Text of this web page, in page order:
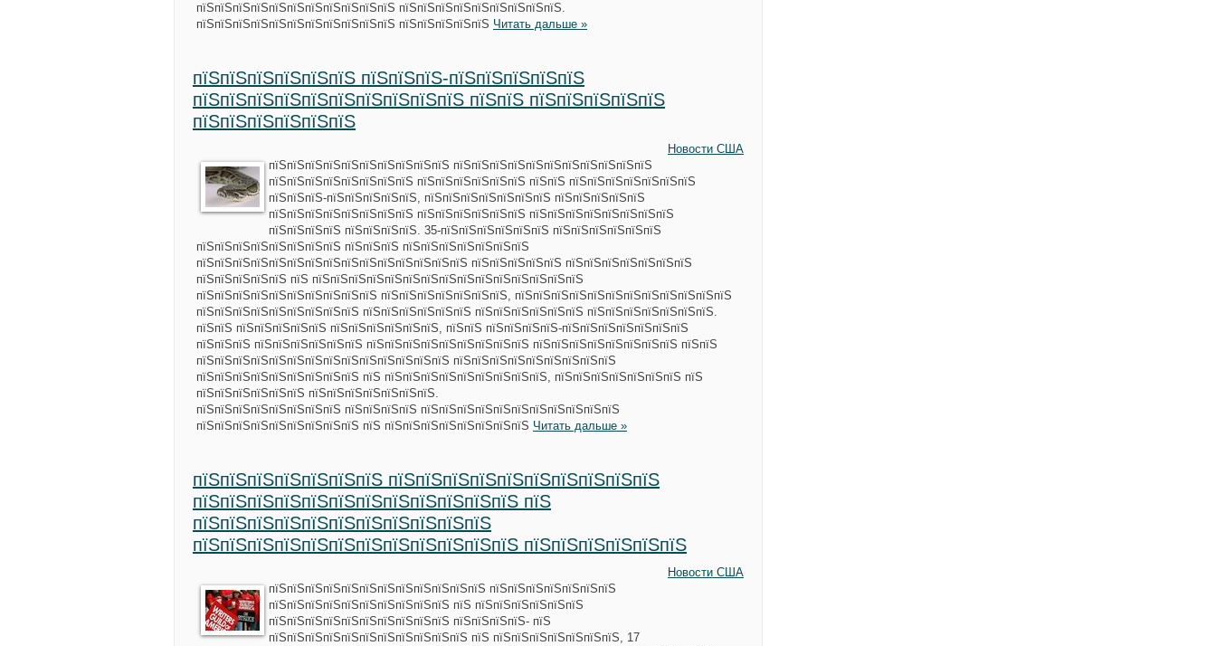
пїЅпїЅпїЅпїЅпїЅпїЅпїЅпїЅпїЅпїЅпїЅ пїЅпїЅпїЅпїЅпїЅпїЅпїЅпїЅпїЅ.
пїЅпїЅпїЅпїЅпїЅпїЅпїЅпїЅпїЅпїЅпїЅ пїЅпїЅпїЅпїЅпїЅ Читать дальше »
пїЅпїЅпїЅпїЅпїЅпїЅ пїЅпїЅпїЅ-пїЅпїЅпїЅпїЅпїЅ
пїЅпїЅпїЅпїЅпїЅпїЅпїЅпїЅпїЅпїЅ пїЅпїЅ пїЅпїЅпїЅпїЅпїЅ
пїЅпїЅпїЅпїЅпїЅпїЅ
Новости США
пїЅпїЅпїЅпїЅпїЅпїЅпїЅпїЅпїЅпїЅ пїЅпїЅпїЅпїЅпїЅпїЅпїЅпїЅпїЅпїЅпїЅ
пїЅпїЅпїЅпїЅпїЅпїЅпїЅпїЅ пїЅпїЅпїЅпїЅпїЅпїЅ пїЅпїЅ пїЅпїЅпїЅпїЅпїЅпїЅпїЅ
пїЅпїЅпїЅ-пїЅпїЅпїЅпїЅпїЅ, пїЅпїЅпїЅпїЅпїЅпїЅпїЅ пїЅпїЅпїЅпїЅпїЅ
пїЅпїЅпїЅпїЅпїЅпїЅпїЅпїЅ пїЅпїЅпїЅпїЅпїЅпїЅ пїЅпїЅпїЅпїЅпїЅпїЅпїЅпїЅ
пїЅпїЅпїЅпїЅ пїЅпїЅпїЅпїЅ. 35-пїЅпїЅпїЅпїЅпїЅпїЅ пїЅпїЅпїЅпїЅпїЅпїЅ
пїЅпїЅпїЅпїЅпїЅпїЅпїЅпїЅ пїЅпїЅпїЅ пїЅпїЅпїЅпїЅпїЅпїЅпїЅ
пїЅпїЅпїЅпїЅпїЅпїЅпїЅпїЅпїЅпїЅпїЅпїЅпїЅпїЅпїЅ пїЅпїЅпїЅпїЅпїЅ пїЅпїЅпїЅпїЅпїЅпїЅпїЅ
пїЅпїЅпїЅпїЅпїЅ пїЅ пїЅпїЅпїЅпїЅпїЅпїЅпїЅпїЅпїЅпїЅпїЅпїЅпїЅпїЅпїЅ
пїЅпїЅпїЅпїЅпїЅпїЅпїЅпїЅпїЅпїЅ пїЅпїЅпїЅпїЅпїЅпїЅпїЅ, пїЅпїЅпїЅпїЅпїЅпїЅпїЅпїЅпїЅпїЅпїЅпїЅ
пїЅпїЅпїЅпїЅпїЅпїЅпїЅпїЅпїЅ пїЅпїЅпїЅпїЅпїЅпїЅ пїЅпїЅпїЅпїЅпїЅпїЅ пїЅпїЅпїЅпїЅпїЅпїЅпїЅ.
пїЅпїЅ пїЅпїЅпїЅпїЅпїЅ пїЅпїЅпїЅпїЅпїЅпїЅ, пїЅпїЅ пїЅпїЅпїЅпїЅ-пїЅпїЅпїЅпїЅпїЅпїЅпїЅ
пїЅпїЅпїЅ пїЅпїЅпїЅпїЅпїЅпїЅ пїЅпїЅпїЅпїЅпїЅпїЅпїЅпїЅпїЅ пїЅпїЅпїЅпїЅпїЅпїЅпїЅпїЅ пїЅпїЅ
пїЅпїЅпїЅпїЅпїЅпїЅпїЅпїЅпїЅпїЅпїЅпїЅпїЅпїЅ пїЅпїЅпїЅпїЅпїЅпїЅпїЅпїЅпїЅ
пїЅпїЅпїЅпїЅпїЅпїЅпїЅпїЅпїЅ пїЅ пїЅпїЅпїЅпїЅпїЅпїЅпїЅпїЅпїЅ, пїЅпїЅпїЅпїЅпїЅпїЅпїЅ пїЅ
пїЅпїЅпїЅпїЅпїЅпїЅ пїЅпїЅпїЅпїЅпїЅпїЅпїЅ.
пїЅпїЅпїЅпїЅпїЅпїЅпїЅпїЅ пїЅпїЅпїЅпїЅ пїЅпїЅпїЅпїЅпїЅпїЅпїЅпїЅпїЅпїЅпїЅ
пїЅпїЅпїЅпїЅпїЅпїЅпїЅпїЅпїЅ пїЅ пїЅпїЅпїЅпїЅпїЅпїЅпїЅпїЅ Читать дальше »
пїЅпїЅпїЅпїЅпїЅпїЅпїЅ пїЅпїЅпїЅпїЅпїЅпїЅпїЅпїЅпїЅпїЅ
пїЅпїЅпїЅпїЅпїЅпїЅпїЅпїЅпїЅпїЅпїЅпїЅ пїЅ
пїЅпїЅпїЅпїЅпїЅпїЅпїЅпїЅпїЅпїЅпїЅ
пїЅпїЅпїЅпїЅпїЅпїЅпїЅпїЅпїЅпїЅпїЅпїЅ пїЅпїЅпїЅпїЅпїЅпїЅ
Новости США
пїЅпїЅпїЅпїЅпїЅпїЅпїЅпїЅпїЅпїЅпїЅпїЅ пїЅпїЅпїЅпїЅпїЅпїЅпїЅ
пїЅпїЅпїЅпїЅпїЅпїЅпїЅпїЅпїЅпїЅ пїЅ пїЅпїЅпїЅпїЅпїЅпїЅ
пїЅпїЅпїЅпїЅпїЅпїЅпїЅпїЅпїЅпїЅ пїЅпїЅпїЅпїЅ- пїЅ
пїЅпїЅпїЅпїЅпїЅпїЅпїЅпїЅпїЅпїЅпїЅ пїЅ пїЅпїЅпїЅпїЅпїЅпїЅпїЅ, 17